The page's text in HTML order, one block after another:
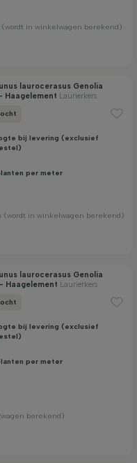
(wordt in winkelwagen berekend)
laurocerasus Genolia
Haagelement Laurierkers
bij levering (exclusief
per meter
(wordt in winkelwagen berekend)
laurocerasus Genolia
Haagelement Laurierkers
bij levering (exclusief
per meter
berekend)